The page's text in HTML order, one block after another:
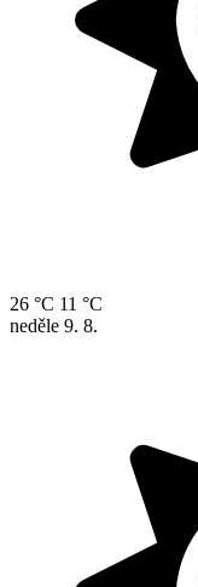
26 °C 11 °C
neděle 9. 8.